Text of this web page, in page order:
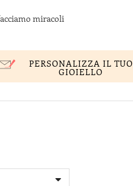
miracoli
PERSONALIZZA IL TUO
GIOIELLO